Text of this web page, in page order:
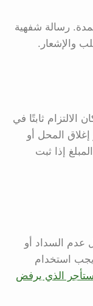
رسالة شفهية
والإشعار.
الالتزام ثابتًا في
إغلاق المحل أو
إذا ثبت
عدم السداد أو
يجب استخدام
الذي يرفض